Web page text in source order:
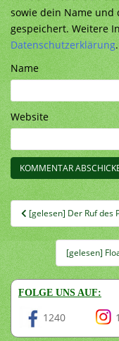
sowie dein Name und
gespeichert. Weitere
Datenschutzerklärung.
Name
Website
[gelesen] Der Ruf des
[gelesen]
FOLGE UNS AUF:
1240